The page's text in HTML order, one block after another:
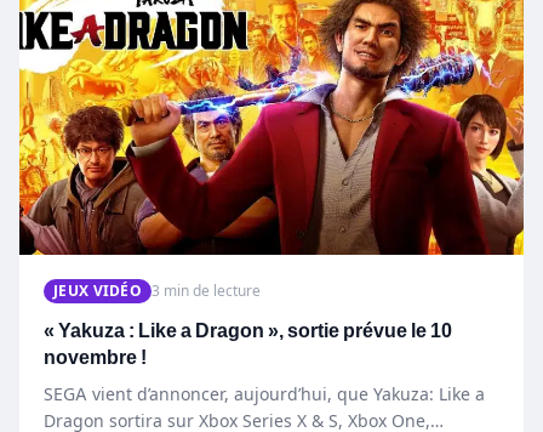
JEUX VIDÉO 3 min de lecture
« Yakuza : Like a Dragon », sortie prévue le 10
novembre !
SEGA vient d’annoncer, aujourd’hui, que Yakuza: Like a
Dragon sortira sur Xbox Series X & S, Xbox One,…